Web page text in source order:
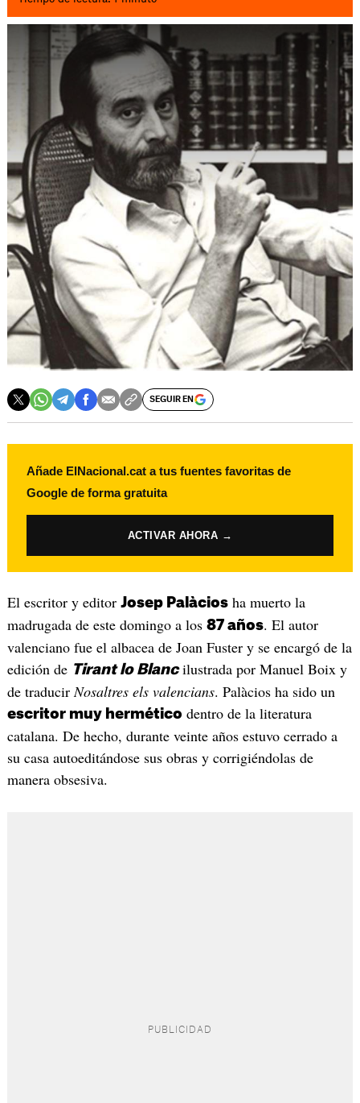
SEGUIR EN
Añade ElNacional.cat a tus fuentes favoritas de
Google de forma gratuita
ACTIVAR AHORA →
El escritor y editor Josep Palàciosha muerto la
madrugada de este domingo a los 87 años. El autor
valenciano fue el albacea de Joan Fuster y se encargó de la
edición de Tirant lo Blancilustrada por Manuel Boix y
de traducirNosaltres els valencians. Palàcios ha sido un
escritor muy hermético dentro de la literatura
catalana. De hecho, durante veinte años estuvo cerrado a
su casa autoeditándose sus obras y corrigiéndolas de
manera obsesiva.